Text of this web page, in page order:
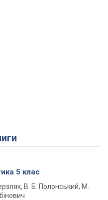
5 клас
В. Б. Полонський, М.